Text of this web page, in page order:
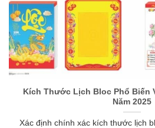
Kích Thước Lịch Bloc Phổ Biến
Năm 2025
Xác định chính xác kích thước lịch